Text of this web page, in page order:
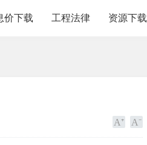
价下载 工程法律 资源下载